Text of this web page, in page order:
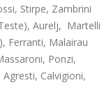
Stirpe, Zambrini
Aurelj, Martelli
Ferranti, Malairau
Ponzi,
Calvigioni,